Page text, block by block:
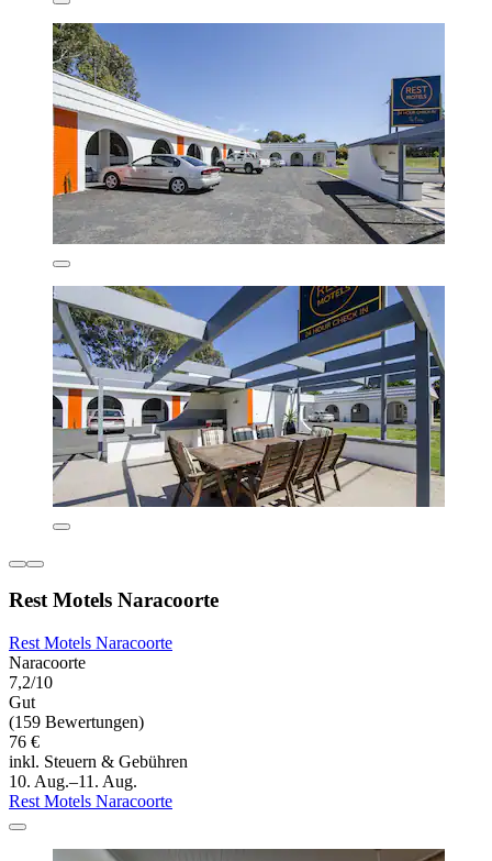
Rest Motels Naracoorte
Rest Motels Naracoorte
Naracoorte
7,2/10
Gut
(159 Bewertungen)
76 €
inkl. Steuern & Gebühren
10. Aug.–11. Aug.
Rest Motels Naracoorte